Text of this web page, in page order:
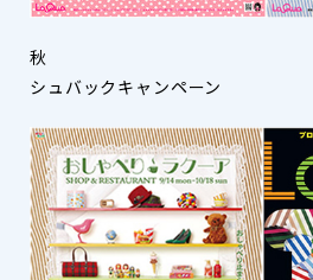
秋 キ
シュバックキャンペーン